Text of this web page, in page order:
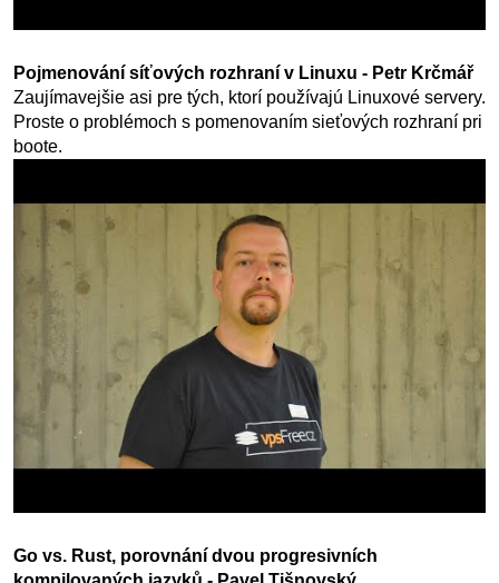
Pojmenování síťových rozhraní v Linuxu - Petr Krčmář
Zaujímavejšie asi pre tých, ktorí používajú Linuxové servery.
Proste o problémoch s pomenovaním sieťových rozhraní pri
boote.
Go vs. Rust, porovnání dvou progresivních